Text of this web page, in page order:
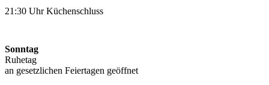
21:30 Uhr Küchenschluss
Sonntag
Ruhetag
an gesetzlichen Feiertagen geöffnet